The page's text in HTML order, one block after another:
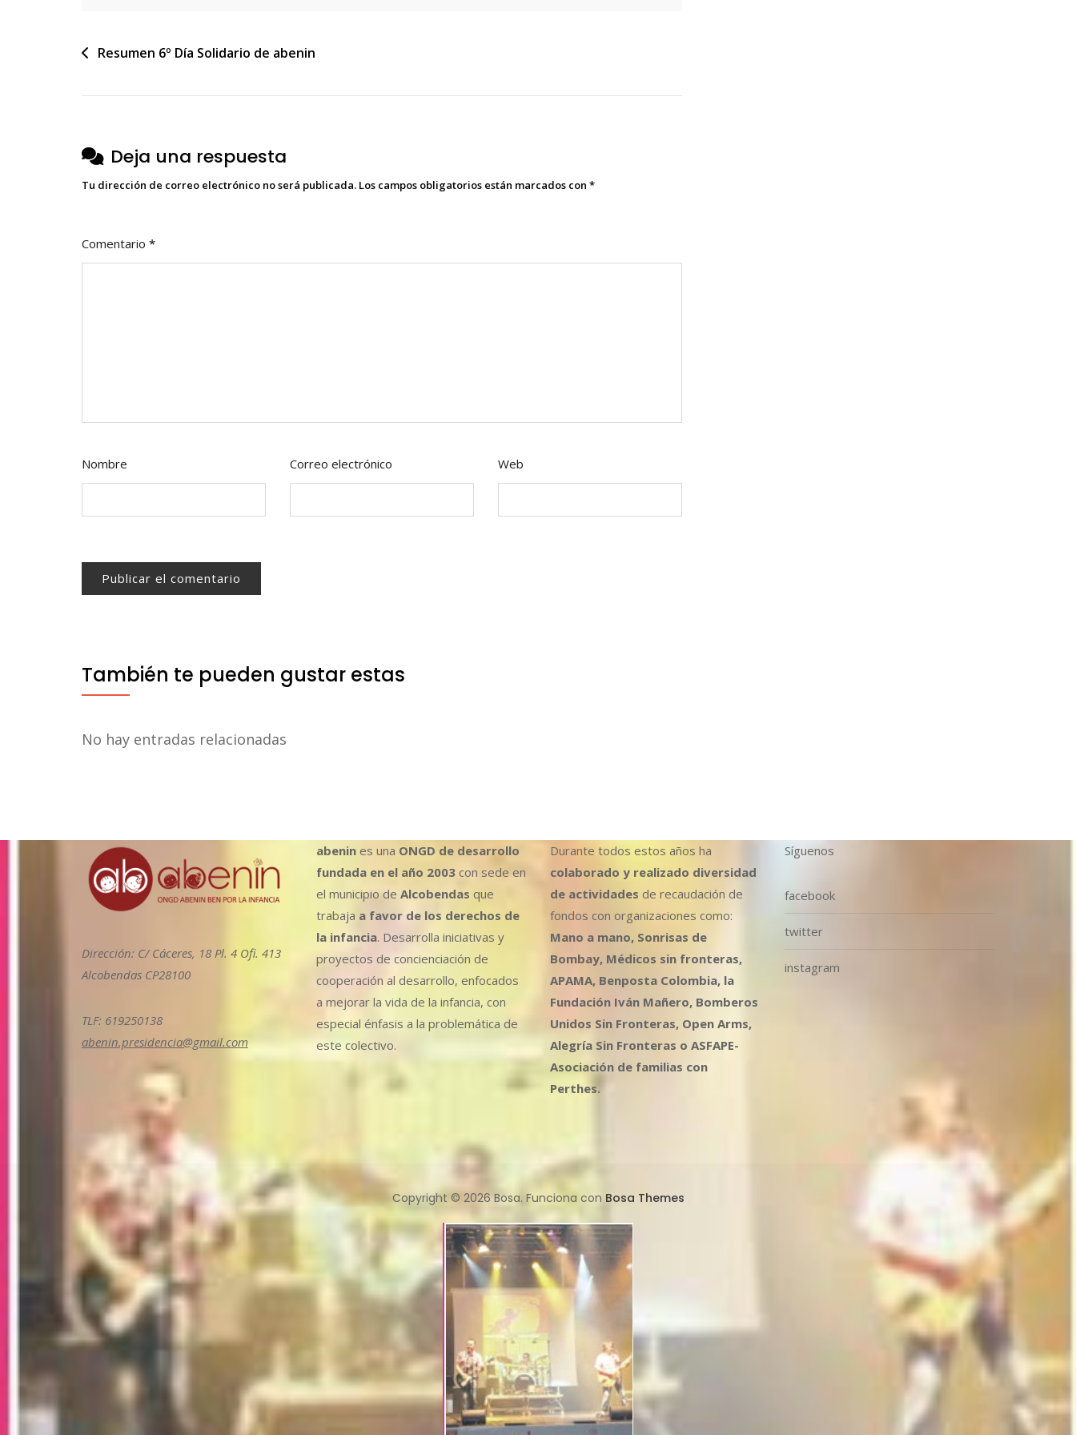
Navegación
Resumen 6º Día Solidario de abenin
Deja una respuesta
Tu dirección de correo electrónico no será publicada. Los campos obligatorios están marcados con *
Comentario *
Nombre Correo electrónico Web
También te pueden gustar estas
No hay entradas relacionadas
Dirección: C/ Cáceres, 18 Pl. 4 Ofi. 413
Alcobendas CP28100
TLF: 619250138
abenin.presidencia@gmail.com
abenines una ONGD de desarrollo
fundada en el año 2003con sede en
el municipio de Alcobendas que
trabaja a favor de los derechos de
la infancia. Desarrolla iniciativas y
proyectos de concienciación de
cooperación al desarrollo, enfocados
a mejorar la vida de la infancia, con
especial énfasis a la problemática de
este colectivo.
Durante todos estos años ha
colaborado y realizado diversidad
de actividades de recaudación de
fondos con organizaciones como:
Mano a mano, Sonrisas de
Bombay, Médicos sin fronteras,
APAMA, Benposta Colombia, la
Fundación Iván Mañero, Bomberos
Unidos Sin Fronteras, Open Arms,
Alegría Sin Fronteras o ASFAPE-
Asociación de familias con
Perthes.
Síguenos
facebook
twitter
instagram
Copyright © 2026 Bosa. Funciona con Bosa Themes